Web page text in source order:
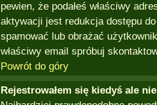
pewien, że podałeś właściwy
aktywacji jest redukcja dostępu
spamować lub obrażać
właściwy email spróbuj
Powrót do góry
Rejestrowałem się kiedyś ale